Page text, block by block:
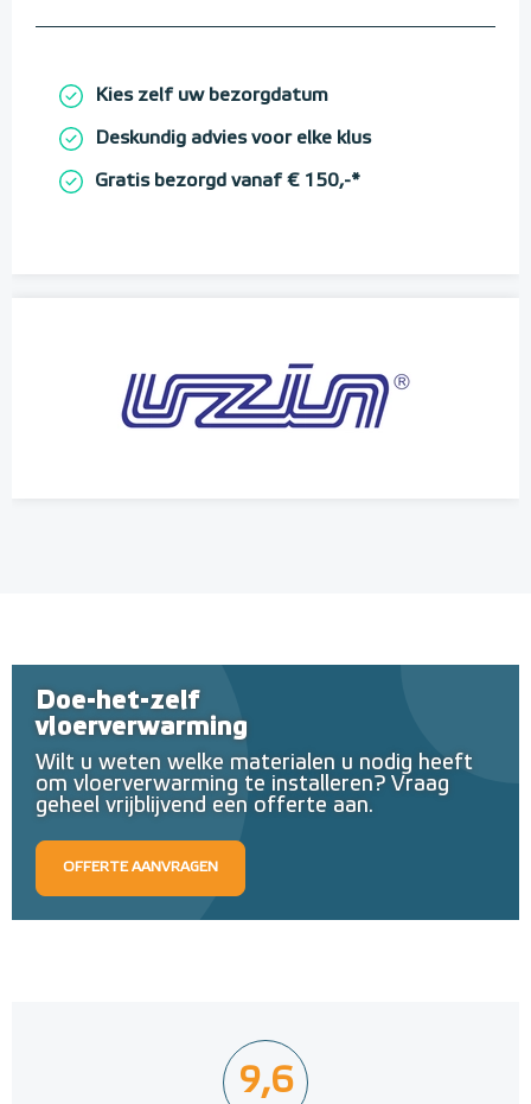
Kies zelf uw bezorgdatum
Deskundig advies voor elke klus
Gratis bezorgd vanaf € 150,-*
Doe-het-zelf
vloerverwarming
Wilt u weten welke materialen u nodig heeft
om vloerverwarming te installeren? Vraag
geheel vrijblijvend een offerte aan.
OFFERTE AANVRAGEN
9,6